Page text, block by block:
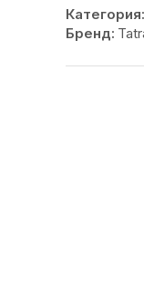
Категория:
Бренд: